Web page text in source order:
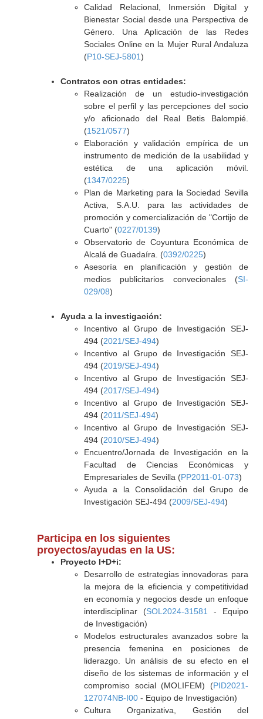
Calidad Relacional, Inmersión Digital y
Bienestar Social desde una Perspectiva de
Género. Una Aplicación de las Redes
Sociales Online en la Mujer Rural Andaluza
(P10-SEJ-5801)
Contratos con otras entidades:
Realización de un estudio-investigación
sobre el perfil y las percepciones del socio
y/o aficionado del Real Betis Balompié.
(1521/0577)
Elaboración y validación empírica de un
instrumento de medición de la usabilidad y
estética de una aplicación móvil.
(1347/0225)
Plan de Marketing para la Sociedad Sevilla
Activa, S.A.U. para las actividades de
promoción y comercialización de "Cortijo de
Cuarto" (0227/0139)
Observatorio de Coyuntura Económica de
Alcalá de Guadaíra. (0392/0225)
Asesoría en planificación y gestión de
medios publicitarios convecionales (SI-
029/08)
Ayuda a la investigación:
Incentivo al Grupo de Investigación SEJ-
494 (2021/SEJ-494)
Incentivo al Grupo de Investigación SEJ-
494 (2019/SEJ-494)
Incentivo al Grupo de Investigación SEJ-
494 (2017/SEJ-494)
Incentivo al Grupo de Investigación SEJ-
494 (2011/SEJ-494)
Incentivo al Grupo de Investigación SEJ-
494 (2010/SEJ-494)
Encuentro/Jornada de Investigación en la
Facultad de Ciencias Económicas y
Empresariales de Sevilla (PP2011-01-073)
Ayuda a la Consolidación del Grupo de
Investigación SEJ-494 (2009/SEJ-494)
Participa en los siguientes
proyectos/ayudas en la US:
Proyecto I+D+i:
Desarrollo de estrategias innovadoras para
la mejora de la eficiencia y competitividad
en economía y negocios desde un enfoque
interdisciplinar (SOL2024-31581
- Equipo
de Investigación)
Modelos estructurales avanzados sobre la
presencia femenina en posiciones de
liderazgo. Un análisis de su efecto en el
diseño de los sistemas de información y el
compromiso social (MOLIFEM) (PID2021-
127074NB-I00- Equipo de Investigación)
Cultura Organizativa, Gestión del